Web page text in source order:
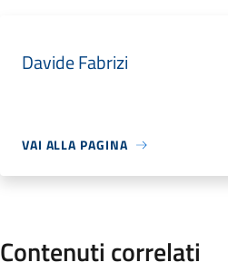
Davide Fabrizi
VAI ALLA PAGINA
Contenuti correlati